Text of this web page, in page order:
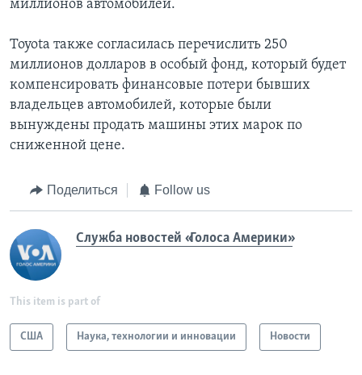
миллионов автомобилей.
Toyota также согласилась перечислить 250
миллионов долларов в особый фонд, который будет
компенсировать финансовые потери бывших
владельцев автомобилей, которые были
вынуждены продать машины этих марок по
сниженной цене.
Поделиться Follow us
Служба новостей «Голоса Америки»
This item is part of
США Наука, технологии и инновации Новости